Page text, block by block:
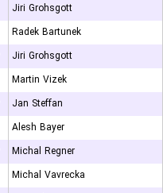
Jiri Grohsgott
Radek Bartunek
Jiri Grohsgott
Martin Vizek
Jan Steffan
Alesh Bayer
Michal Regner
Michal Vavrecka